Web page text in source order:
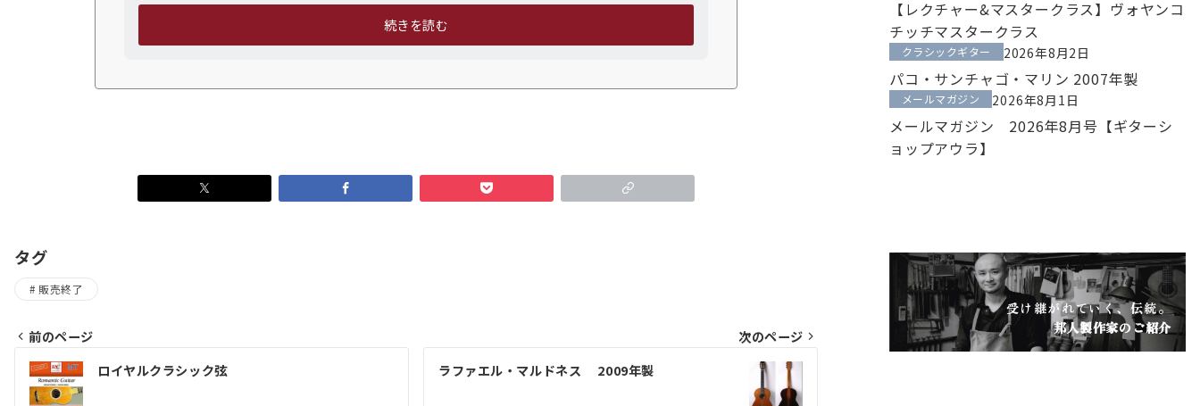
タグ
販売終了
投
稿
前のページ
ロイヤルクラシック弦
次のページ
ラファエル・マルドネス 2009年製
【レクチャー&マスタークラス】ヴォヤンコ
チッチマスタークラス
2026年8月2日
クラシックギター
パコ・サンチャゴ・マリン 2007年製
2026年8月1日
メールマガジン
メールマガジン 2026年8月号【ギターシ
ョップアウラ】
受け継がれていく、伝統。
邦人製作家のご紹介